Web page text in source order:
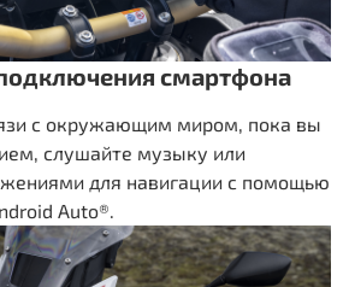
смартфона
с окружающим миром, пока вы
слушайте музыку или
для навигации c помощью
Auto®.